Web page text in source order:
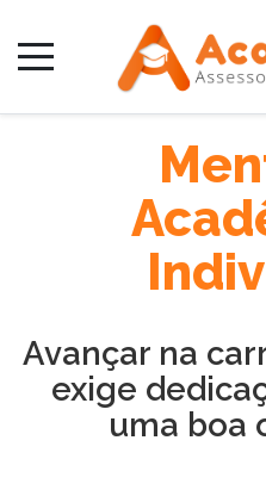
Avançar na
exige
uma boa